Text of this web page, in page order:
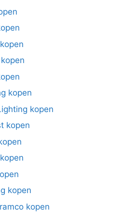
kopen
kopen
kopen
kopen
kopen